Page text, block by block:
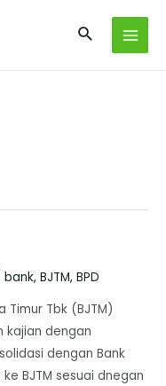
bank, BJTM, BPD
Timur Tbk (BJTM)
kajian dengan
dengan Bank
ke BJTM sesuai dnegan